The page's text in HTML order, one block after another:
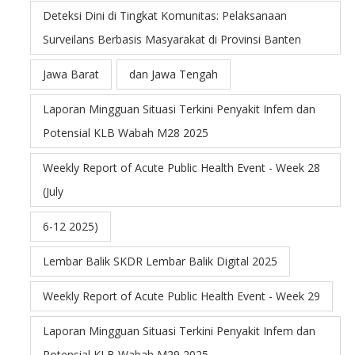
Deteksi Dini di Tingkat Komunitas: Pelaksanaan
Surveilans Berbasis Masyarakat di Provinsi Banten
Jawa Barat dan Jawa Tengah
Laporan Mingguan Situasi Terkini Penyakit Infem dan
Potensial KLB Wabah M28 2025
Weekly Report of Acute Public Health Event - Week 28
(July
6-12 2025)
Lembar Balik SKDR Lembar Balik Digital 2025
Weekly Report of Acute Public Health Event - Week 29
Laporan Mingguan Situasi Terkini Penyakit Infem dan